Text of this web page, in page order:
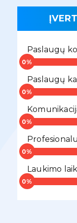
Paslaugų
Paslaugų
Laukimo